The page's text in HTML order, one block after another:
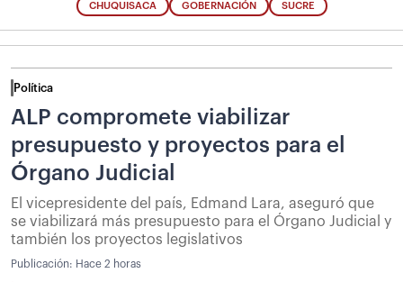
CHUQUISACA GOBERNACIÓN SUCRE
Política
ALP compromete viabilizar
presupuesto y proyectos para el
Órgano Judicial
El vicepresidente del país, Edmand Lara, aseguró que
se viabilizará más presupuesto para el Órgano Judicial y
también los proyectos legislativos
Publicación: Hace 2 horas